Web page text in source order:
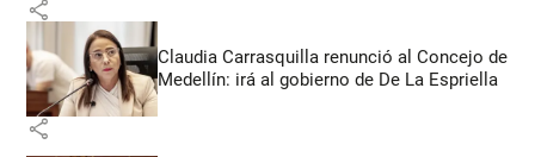
share
Claudia Carrasquilla renunció al Concejo de
Medellín: irá al gobierno de De La Espriella
share